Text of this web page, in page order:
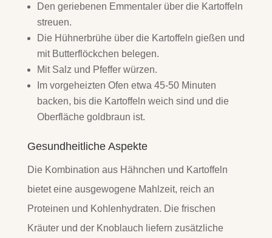
Den geriebenen Emmentaler über die Kartoffeln
streuen.
Die Hühnerbrühe über die Kartoffeln gießen und
mit Butterflöckchen belegen.
Mit Salz und Pfeffer würzen.
Im vorgeheizten Ofen etwa 45-50 Minuten
backen, bis die Kartoffeln weich sind und die
Oberfläche goldbraun ist.
Gesundheitliche Aspekte
Die Kombination aus Hähnchen und Kartoffeln
bietet eine ausgewogene Mahlzeit, reich an
Proteinen und Kohlenhydraten. Die frischen
Kräuter und der Knoblauch liefern zusätzliche